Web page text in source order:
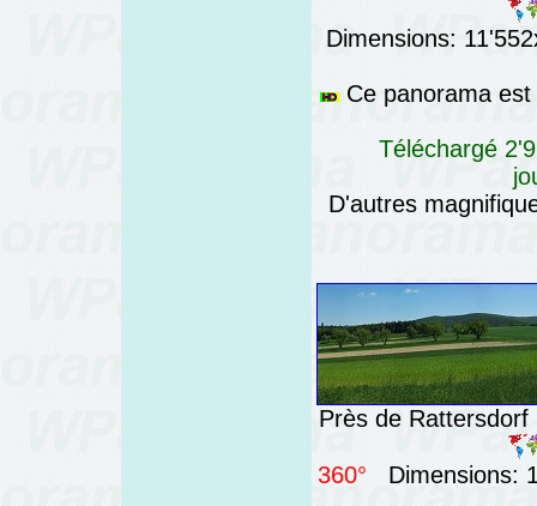
Dimensions:
Ce panorama
Téléchargé
D'autres
Près de Rattersdorf
360° Dimensions: